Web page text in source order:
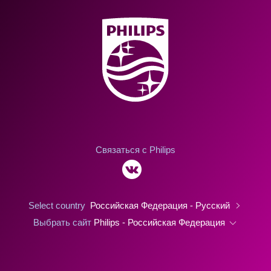
разбирается, моется и
стерилизуется. Очень удобна в
использовании. Рекомендуем!
Связаться с Philips
Select country Российская Федерация - Русский
Выбрать сайт Philips - Российская Федерация